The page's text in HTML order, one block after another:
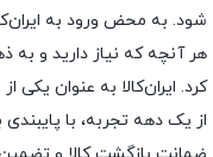
شود. به محض ورود به
هر آنچه که نیاز دارید و به
کرد. ایران‌کالا به عنوان